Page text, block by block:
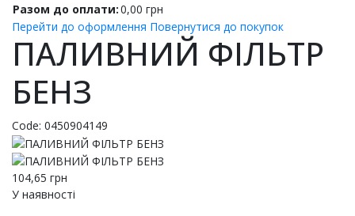
Разом до оплати:0,00 грн
Перейти до оформлення Повернутися до покупок
ПАЛИВНИЙ ФІЛЬТР
БЕНЗ
Code: 0450904149
104,65 грн
У наявності